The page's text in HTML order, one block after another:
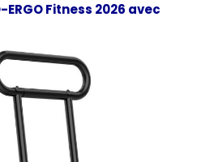
Fitness 2026 avec